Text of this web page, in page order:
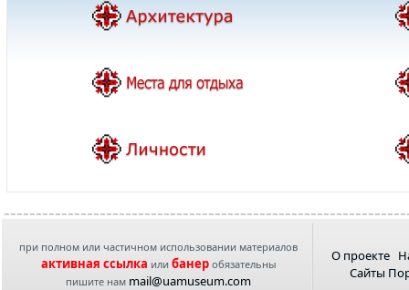
при полном или частичном использовании материалов
активная ссылка или банеробязательны
пишите нам mail@uamuseum.com
О проекте
Сайты